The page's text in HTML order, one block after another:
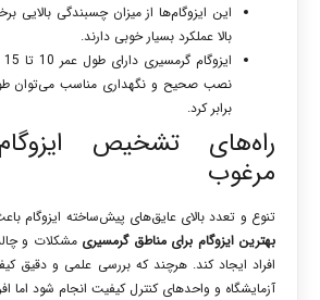
این ایزوگام‌ها از میزان چسبندگی بالایی
بالا عملکرد بسیار خوبی دارند.
نصب صحیح و نگهداری مناسب می‌توان
برابر کرد.
راه‌های تشخیص
مرغوب
تنوع و تعدد بالای عایق‌های پیش‌ساخته ایزوگام
بهترین ایزوگام برای مناطق گرمسیری مشکلات و
افراد ایجاد کند. هرچند که بررسی علمی و دقیق
آزمایشگاه و واحدهای کنترل کیفیت انجام شود اما